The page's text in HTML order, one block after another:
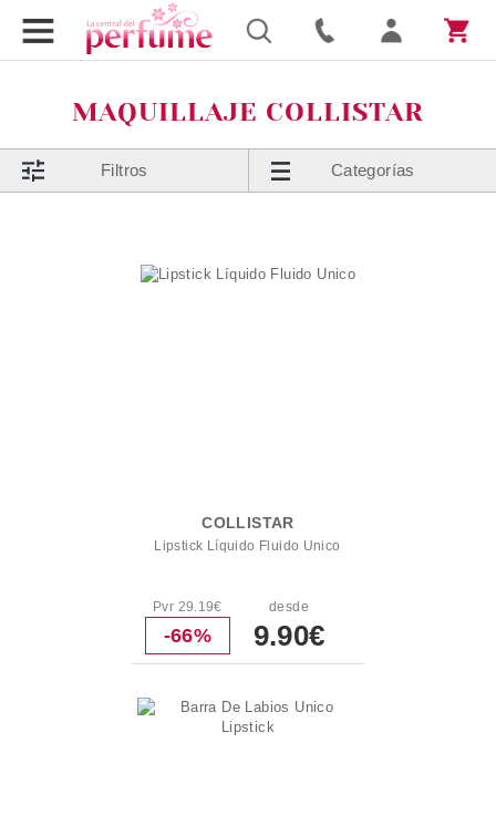
MAQUILLAJE COLLISTAR
Filtros Categorías
COLLISTAR
Lipstick Líquido Fluido Unico
Pvr 29.19€
-66%
desde
9.90€